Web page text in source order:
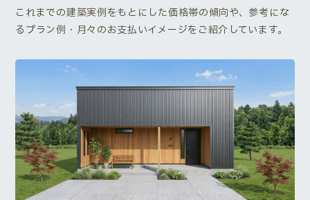
これまでの建築実例をもとにした価格帯の傾向や、参考にな
るプラン例・月々のお支払いイメージをご紹介しています。